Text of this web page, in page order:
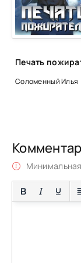
Соломенный Илья